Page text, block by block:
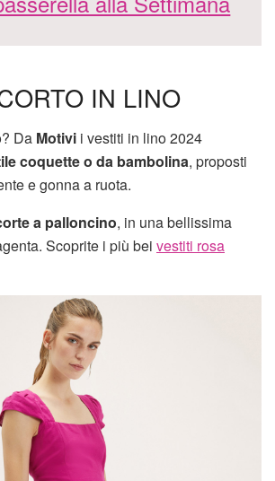
IN LINO
Da Motivi i vestiti in lino 2024
coquette o da bambolina, proposti
e gonna a ruota.
a palloncino, in una bellissima
Scoprite i più bei vestiti rosa